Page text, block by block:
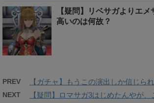
【疑問】リベサガよりエ
高いのは何故？
PREV 【ガチャ】もうこの演出しか信じら
NEXT
【疑問】ロマサガ3はじめたんやが